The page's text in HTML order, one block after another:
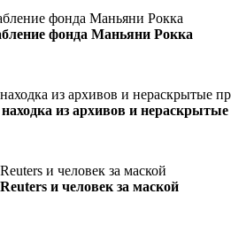
фонда Маньяни Рокка
из архивов и нераскрытые
и человек за маской